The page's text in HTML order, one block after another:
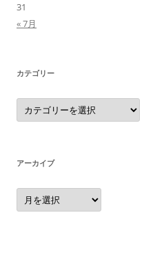
31
« 7月
カテゴリー
カ
テ
ゴ
アーカイブ
ア
ー
カ